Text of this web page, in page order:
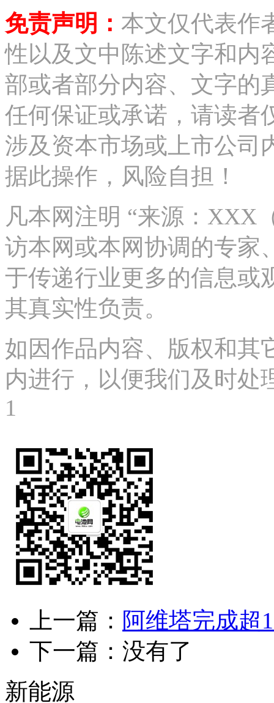
免责声明： 本文仅代表作
性以及文中陈述文字和内
部或者部分内容、文字的
任何保证或承诺，请读者
涉及资本市场或上市公司
据此操作，风险自担！
凡本网注明 “来源：XXX
访本网或本网协调的专家
于传递行业更多的信息或
其真实性负责。
如因作品内容、版权和其
内进行，以便我们及时处
1
上一篇： 阿维塔完成超
下一篇：没有了
新能源